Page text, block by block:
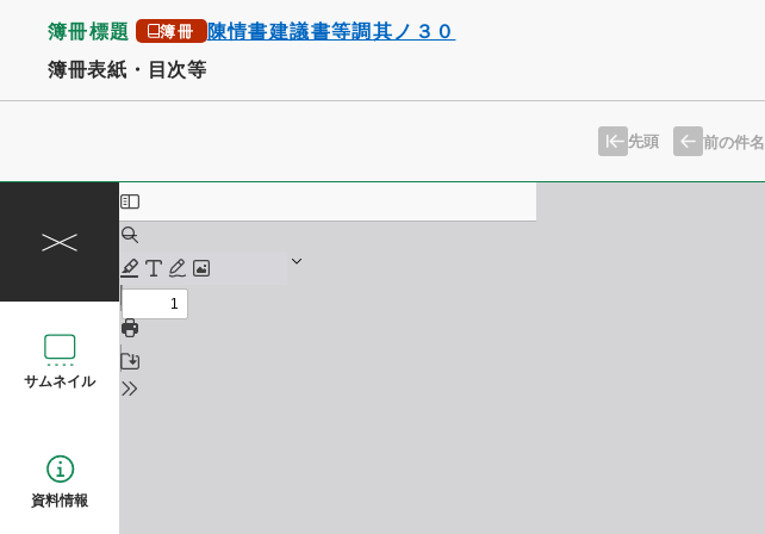
簿冊標題 簿冊 陳情書建議書等調其ノ３０
簿冊表紙・目次等
先頭 前の件名
サムネイル
資料情報